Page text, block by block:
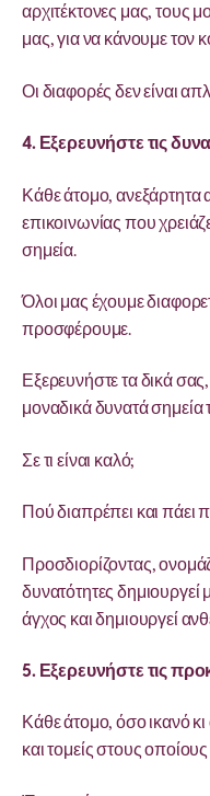
αρχιτέκτονες μας, τους
μας, για να κάνουμε τον
Οι διαφορές δεν είναι
4. Εξερευνήστε τις
Κάθε άτομο, ανεξάρτητα
επικοινωνίας που
σημεία.
Όλοι μας έχουμε
προσφέρουμε.
Εξερευνήστε τα δικά σας,
μοναδικά δυνατά σημεία
Σε τι είναι καλό;
Πού διαπρέπει και πάει
Προσδιορίζοντας,
δυνατότητες δημιουργεί
άγχος και δημιουργεί
5. Εξερευνήστε τις
Κάθε άτομο, όσο ικανό κι
και τομείς στους